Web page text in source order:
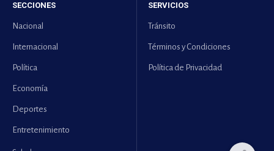
SECCIONES
Nacional
Internacional
Política
Economía
Deportes
Entretenimiento
SERVICIOS
Tránsito
Términos y Condiciones
Política de Privacidad